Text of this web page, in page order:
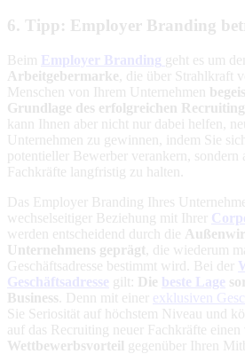
6. Tipp: Employer Branding
Beim Employer Branding geht es um den
Arbeitgebermarke , die über Strahlkraft
Menschen von Ihrem Unternehmen
Grundlage des erfolgreichen
kann Ihnen aber nicht nur dabei helfen,
Unternehmen zu gewinnen, indem Sie
potentieller Bewerber verankern, sondern
Fachkräfte langfristig zu halten.
Das Employer Branding Ihres
wechselseitiger Beziehung mit Ihrer
werden entscheidend durch die
Unternehmens geprägt
, die wiederum
Geschäftsadresse bestimmt wird. Bei der
Geschäftsadresse gilt: Die beste Lage
Business . Denn mit einer exklusiven
Sie Seriosität auf höchstem Niveau und
auf das Recruiting neuer Fachkräfte einen
Wettbewerbsvorteil gegenüber Ihren